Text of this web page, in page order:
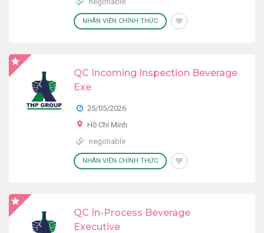
NHÂN VIÊN CHÍNH THỨC
QC Incoming Inspection Beverage
Exe
25/05/2026
Hồ Chí Minh
negotiable
NHÂN VIÊN CHÍNH THỨC
QC In-Process Beverage
Executive